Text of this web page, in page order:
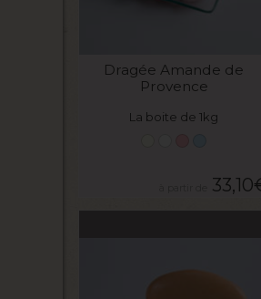
Dragée Amande de
Provence
La boite de 1kg
33,10